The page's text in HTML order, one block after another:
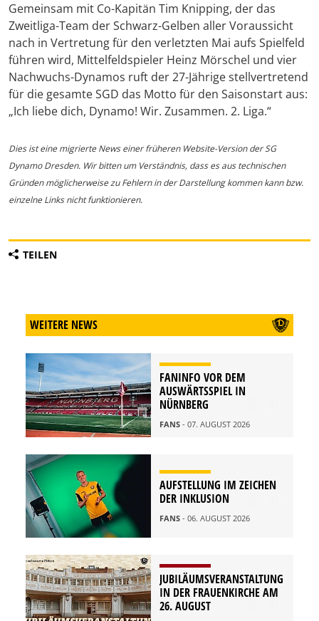
Gemeinsam mit Co-Kapitän Tim Knipping, der das
Zweitliga-Team der Schwarz-Gelben aller Voraussicht
nach in Vertretung für den verletzten Mai aufs Spielfeld
führen wird, Mittelfeldspieler Heinz Mörschel und vier
Nachwuchs-Dynamos ruft der 27-Jährige stellvertretend
für die gesamte SGD das Motto für den Saisonstart aus:
„Ich liebe dich, Dynamo! Wir. Zusammen. 2. Liga.“
Dies ist eine migrierte News einer früheren Website-Version der SG
Dynamo Dresden. Wir bitten um Verständnis, dass es aus technischen
Gründen möglicherweise zu Fehlern in der Darstellung kommen kann bzw.
einzelne Links nicht funktionieren.
TEILEN
WEITERE NEWS
FANINFO VOR DEM
AUSWÄRTSSPIEL IN
NÜRNBERG
FANS - 07. AUGUST 2026
AUFSTELLUNG IM ZEICHEN
DER INKLUSION
FANS - 06. AUGUST 2026
JUBILÄUMSVERANSTALTUNG
IN DER FRAUENKIRCHE AM
26. AUGUST